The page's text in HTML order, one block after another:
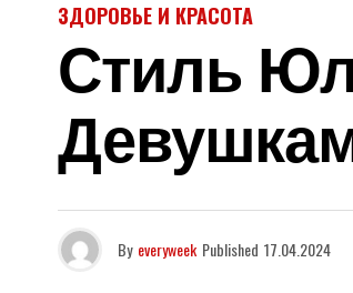
ЗДОРОВЬЕ И КРАСОТА
Стиль
By everyweek Published 17.04.2024